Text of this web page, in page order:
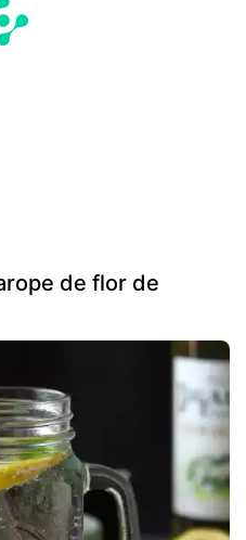
de flor de